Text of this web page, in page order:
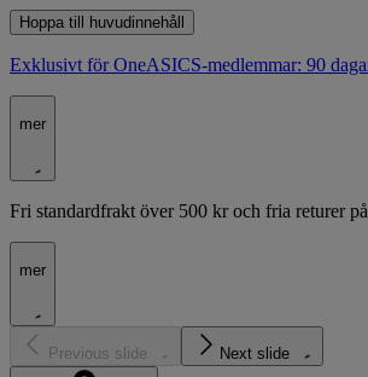
Hoppa till huvudinnehåll
Exklusivt för OneASICS-medlemmar: 90
mer
Fri standardfrakt över 500 kr och fria returer
mer
Previous slide Next slide